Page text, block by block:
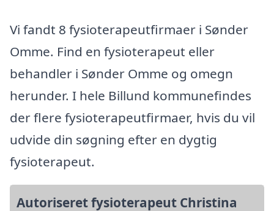
Vi fandt 8 fysioterapeutfirmaer i Sønder
Omme. Find en fysioterapeut eller
behandler i Sønder Omme og omegn
herunder. I hele Billund kommunefindes
der flere fysioterapeutfirmaer, hvis du vil
udvide din søgning efter en dygtig
fysioterapeut.
Autoriseret fysioterapeut Christina